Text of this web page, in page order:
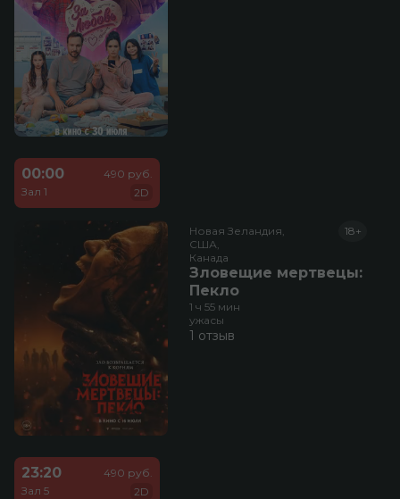
00:00
Зал 1
490 руб.
2D
Новая Зеландия,
США,
Канада
Зловещие мертвецы:
Пекло
18+
1 ч 55 мин
ужасы
1 отзыв
23:20
Зал 5
490 руб.
2D